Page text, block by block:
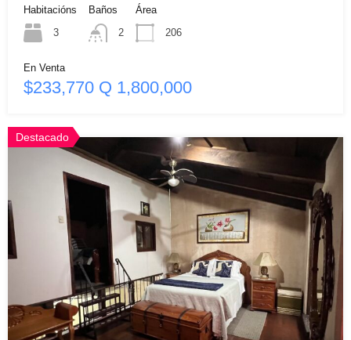
Habitacións
3
Baños
2
Área
206
En Venta
$233,770 Q 1,800,000
Destacado